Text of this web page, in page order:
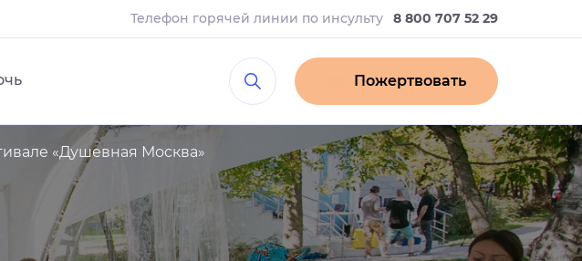
Телефон горячей линии по инсульту 8 800 707 52 29
Пожертвовать
«Душевная Москва»